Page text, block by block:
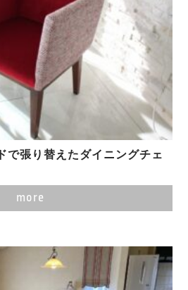
で張り替えたダイニングチェ
more